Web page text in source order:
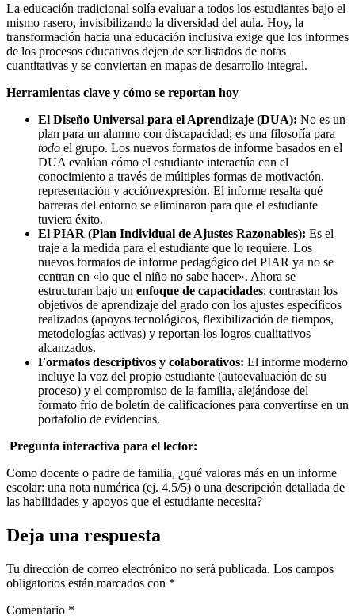
La educación tradicional solía evaluar a todos los estudiantes bajo el
mismo rasero, invisibilizando la diversidad del aula. Hoy, la
transformación hacia una educación inclusiva exige que los informes
de los procesos educativos dejen de ser listados de notas
cuantitativas y se conviertan en mapas de desarrollo integral.
Herramientas clave y cómo se reportan hoy
El Diseño Universal para el Aprendizaje (DUA): No es un
plan para un alumno con discapacidad; es una filosofía para
todo el grupo. Los nuevos formatos de informe basados en el
DUA evalúan cómo el estudiante interactúa con el
conocimiento a través de múltiples formas de motivación,
representación y acción/expresión. El informe resalta qué
barreras del entorno se eliminaron para que el estudiante
tuviera éxito.
El PIAR (Plan Individual de Ajustes Razonables): Es el
traje a la medida para el estudiante que lo requiere. Los
nuevos formatos de informe pedagógico del PIAR ya no se
centran en «lo que el niño no sabe hacer». Ahora se
estructuran bajo un enfoque de capacidades: contrastan los
objetivos de aprendizaje del grado con los ajustes específicos
realizados (apoyos tecnológicos, flexibilización de tiempos,
metodologías activas) y reportan los logros cualitativos
alcanzados.
Formatos descriptivos y colaborativos: El informe moderno
incluye la voz del propio estudiante (autoevaluación de su
proceso) y el compromiso de la familia, alejándose del
formato frío de boletín de calificaciones para convertirse en un
portafolio de evidencias.
Pregunta interactiva para el lector:
Como docente o padre de familia, ¿qué valoras más en un informe
escolar: una nota numérica (ej. 4.5/5) o una descripción detallada de
las habilidades y apoyos que el estudiante necesita?
Deja una respuesta
Tu dirección de correo electrónico no será publicada. Los campos
obligatorios están marcados con *
Comentario *